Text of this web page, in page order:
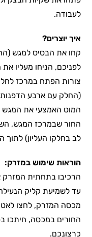
לעבודה.
איך יוצרים?
קחו את הבסיס למגש
לפניכם, הניחו מעליו
צורות הפתח במרכז
(החלק עם ארבע הדפנות)
המוט האמצעי את המגש
החור שבמרכז המגש,
לב בחלקו העליון)
הוראות שימוש במזרק:
הרכיבו בתחתית
עד לשמיעת קליק
מכסה המזרק, לחצו לאט
החורים במכסה, חיתכו
כרצונכם.